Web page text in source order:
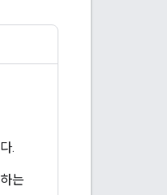
.
는